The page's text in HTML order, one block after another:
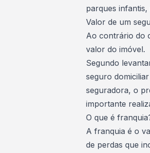
parques
Valor de um
Ao contrário do
valor do imóvel.
Segundo
seguro
seguradora, o
importante
O que é
A franquia é o
de perdas que